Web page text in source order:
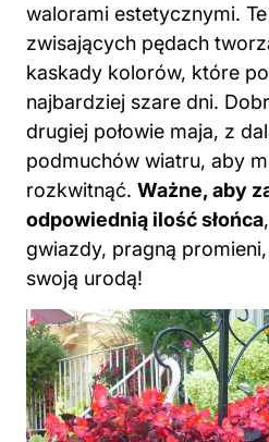
walorami estetycznymi.
zwisających pędach
kaskady kolorów, które
najbardziej szare dni.
drugiej połowie maja, z
podmuchów wiatru, aby
rozkwitnąć. Ważne, aby
odpowiednią ilość słońca
gwiazdy, pragną
swoją urodą!